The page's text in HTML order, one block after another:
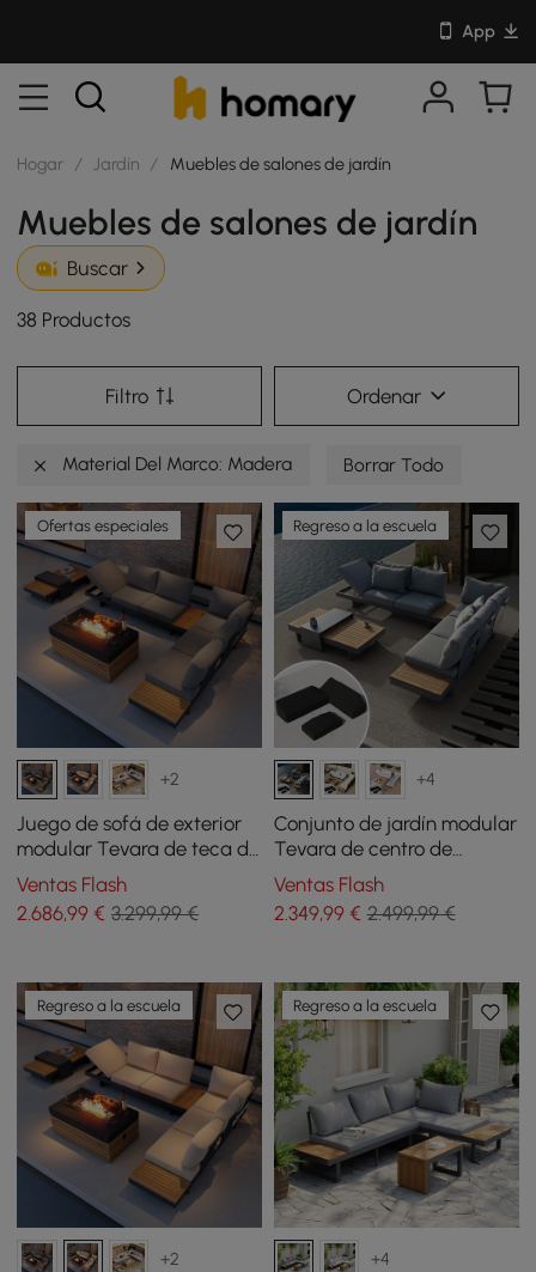
App
Hogar / Jardín / Muebles de salones de jardín
Muebles de salones de jardín
Buscar
38 Productos
Filtro Ordenar
Material Del Marco: Madera Borrar Todo
Ofertas especiales
+2
Juego de sofá de exterior
modular Tevara de teca de
5 piezas con brasero sin
humo para 6 personas en
gris
Ventas Flash
2.686,99 € 3.299,99 €
Regreso a la escuela
+4
Conjunto de jardín modular
Tevara de centro de
madera de teca y aluminio
- gris con funda negra
Ventas Flash
2.349,99€ 2.499,99 €
Regreso a la escuela
+2
Regreso a la escuela
+4